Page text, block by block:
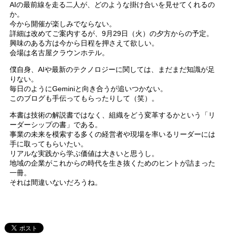
AIの最前線を走る二人が、どのような掛け合いを見せてくれるの
か。
今から開催が楽しみでならない。
詳細は改めてご案内するが、9月29日（火）の夕方からの予定。
興味のある方は今から日程を押さえて欲しい。
会場は名古屋クラウンホテル。
僕自身、AIや最新のテクノロジーに関しては、まだまだ知識が足
りない。
毎日のようにGeminiと向き合うが追いつかない。
このブログも手伝ってもらったりして（笑）。
本書は技術の解説書ではなく、組織をどう変革するかという「リ
ーダーシップの書」である。
事業の未来を模索する多くの経営者や現場を率いるリーダーには
手に取ってもらいたい。
リアルな実践から学ぶ価値は大きいと思うし。
地域の企業がこれからの時代を生き抜くためのヒントが詰まった
一冊。
それは間違いないだろうね。